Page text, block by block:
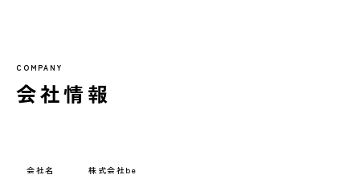
COMPANY
会社情報
会社名 株式会社be